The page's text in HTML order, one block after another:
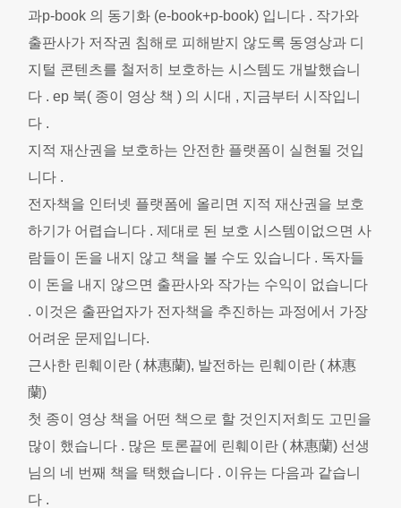
과p-book 의 동기화 (e-book+p-book) 입니다 . 작가와
출판사가 저작권 침해로 피해받지 않도록 동영상과 디
지털 콘텐츠를 철저히 보호하는 시스템도 개발했습니
다 . ep 북( 종이 영상 책 ) 의 시대 , 지금부터 시작입니
다 .
지적 재산권을 보호하는 안전한 플랫폼이 실현될 것입
니다 .
전자책을 인터넷 플랫폼에 올리면 지적 재산권을 보호
하기가 어렵습니다 . 제대로 된 보호 시스템이없으면 사
람들이 돈을 내지 않고 책을 볼 수도 있습니다 . 독자들
이 돈을 내지 않으면 출판사와 작가는 수익이 없습니다
. 이것은 출판업자가 전자책을 추진하는 과정에서 가장
어려운 문제입니다.
근사한 린훼이란 ( 林惠蘭), 발전하는 린훼이란 ( 林惠
蘭)
첫 종이 영상 책을 어떤 책으로 할 것인지저희도 고민을
많이 했습니다 . 많은 토론끝에 린훼이란 ( 林惠蘭) 선생
님의 네 번째 책을 택했습니다 . 이유는 다음과 같습니
다 .